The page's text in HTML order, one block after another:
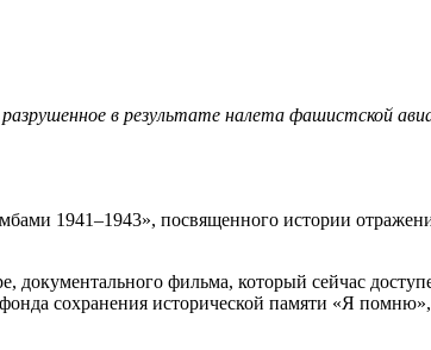
в результате налета фашистской
1941–1943», посвященного истории
документального фильма, который сейчас
сохранения исторической памяти «Я